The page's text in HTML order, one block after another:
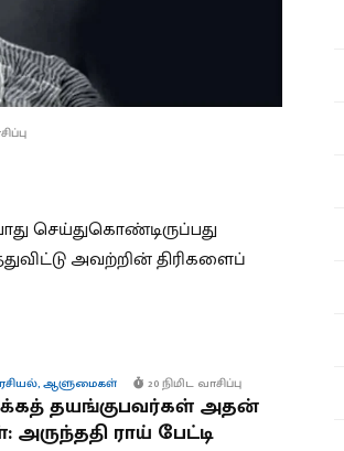
செய்துகொண்டிருப்பது
அவற்றின் திரிகளைப்
,ஆளுமைகள் 20 நிமிட வாசிப்பு
தயங்குபவர்கள் அதன்
அருந்ததி ராய் பேட்டி